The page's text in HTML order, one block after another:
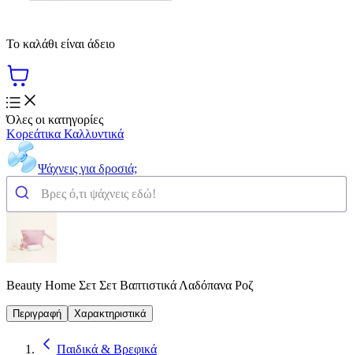
Το καλάθι είναι άδειο
Όλες οι κατηγορίες
Κορεάτικα Καλλυντικά
Ψάχνεις για δροσιά;
Beauty Home Σετ Σετ Βαπτιστικά Λαδόπανα Ροζ
Περιγραφή Χαρακτηριστικά
Παιδικά & Βρεφικά